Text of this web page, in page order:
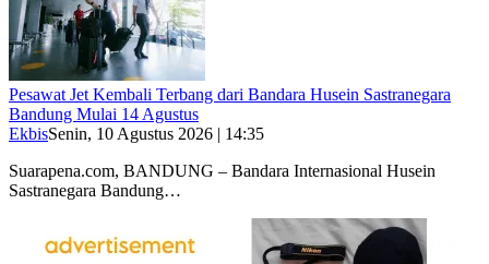
Pesawat Jet Kembali Terbang dari Bandara Husein Sastranegara
Bandung Mulai 14 Agustus
EkbisSenin, 10 Agustus 2026 | 14:35
Suarapena.com, BANDUNG – Bandara Internasional Husein
Sastranegara Bandung…